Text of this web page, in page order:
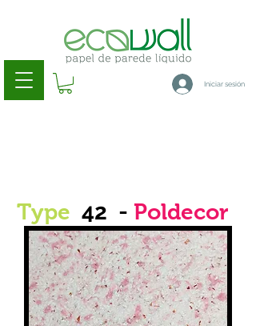
Iniciar sesión
Type 42 - Poldecor